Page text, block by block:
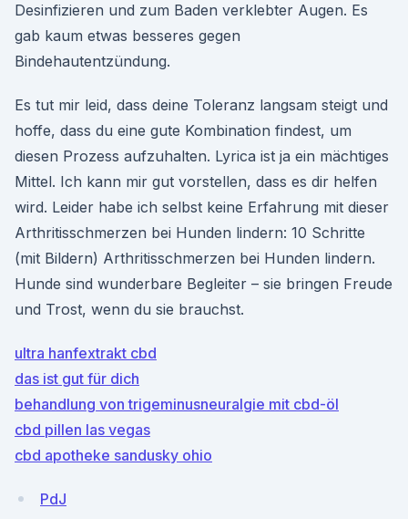
Desinfizieren und zum Baden verklebter Augen. Es
gab kaum etwas besseres gegen
Bindehautentzündung.
Es tut mir leid, dass deine Toleranz langsam steigt und
hoffe, dass du eine gute Kombination findest, um
diesen Prozess aufzuhalten. Lyrica ist ja ein mächtiges
Mittel. Ich kann mir gut vorstellen, dass es dir helfen
wird. Leider habe ich selbst keine Erfahrung mit dieser
Arthritisschmerzen bei Hunden lindern: 10 Schritte
(mit Bildern) Arthritisschmerzen bei Hunden lindern.
Hunde sind wunderbare Begleiter – sie bringen Freude
und Trost, wenn du sie brauchst.
ultra hanfextrakt cbd
das ist gut für dich
behandlung von trigeminusneuralgie mit cbd-öl
cbd pillen las vegas
cbd apotheke sandusky ohio
PdJ